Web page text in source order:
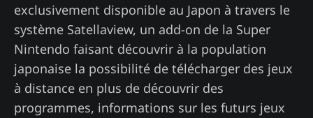
exclusivement disponible au Japon à travers le
système Satellaview, un add-on de la Super
Nintendo faisant découvrir à la population
japonaise la possibilité de télécharger des jeux
à distance en plus de découvrir des
programmes, informations sur les futurs jeux